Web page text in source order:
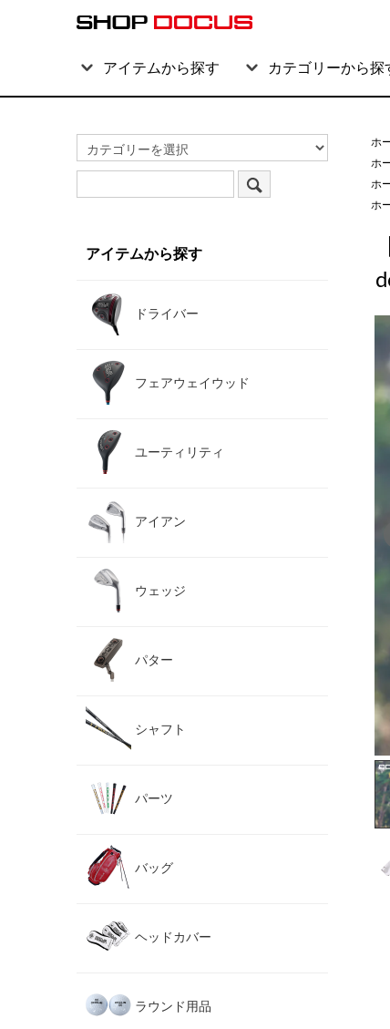
アイテムから探す カテゴリーから探
ホ
ホ
ホ
ホ
アイテムから探す
ドライバー
フェアウェイウッド
ユーティリティ
アイアン
ウェッジ
パター
シャフト
パーツ
バッグ
ヘッドカバー
ラウンド用品